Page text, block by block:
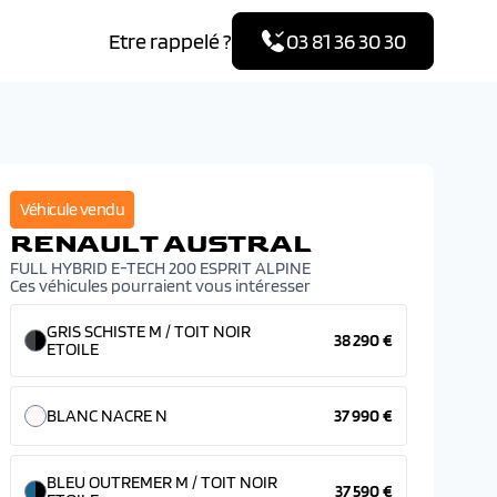
Etre rappelé ? 03 81 36 30 30
Véhicule vendu
RENAULT AUSTRAL
FULL HYBRID E-TECH 200 ESPRIT ALPINE
Ces véhicules pourraient vous intéresser
GRIS SCHISTE M / TOIT NOIR
ETOILE
38 290 €
BLANC NACRE N 37 990 €
BLEU OUTREMER M / TOIT NOIR
37 590 €